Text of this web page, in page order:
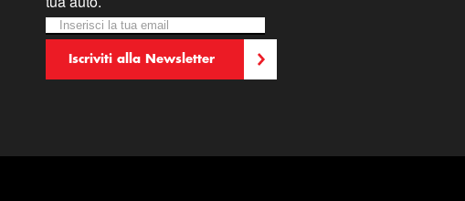
Newsletter
Iscriviti alla nostra Newsletter:
Iscriviti alla Newsletter